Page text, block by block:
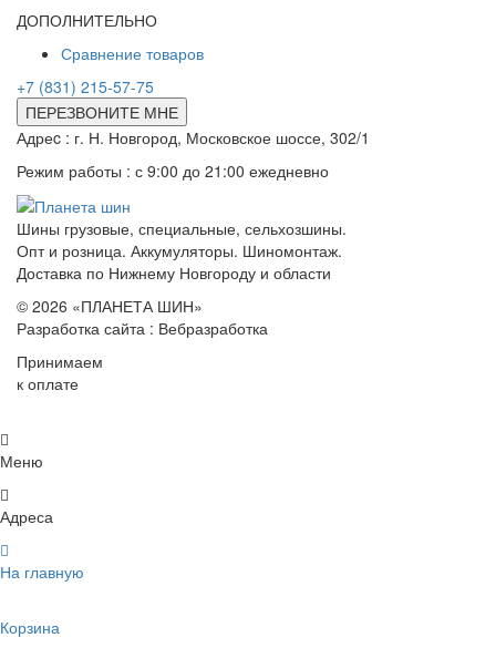
ДОПОЛНИТЕЛЬНО
Сравнение товаров
+7 (831) 215-57-75
ПЕРЕЗВОНИТЕ МНЕ
Адреc : г. Н. Новгород, Московское шоссе, 302/1
Режим работы : с 9:00 до 21:00 ежедневно
Шины грузовые, специальные, сельхозшины.
Опт и розница. Аккумуляторы. Шиномонтаж.
Доставка по Нижнему Новгороду и области
© 2026 «ПЛАНЕТА ШИН»
Разработка сайта : Вебразработка
Принимаем
к оплате
Меню
Адреса
На главную
Корзина